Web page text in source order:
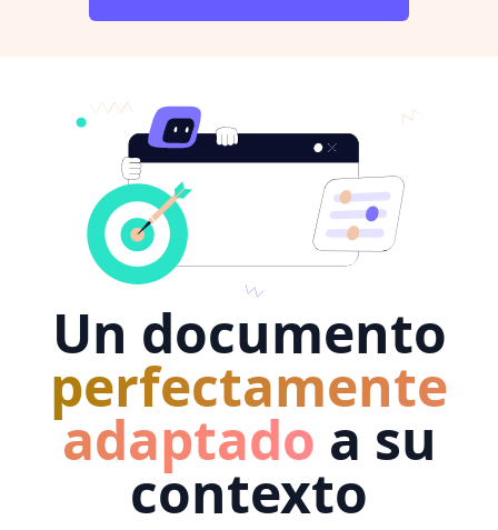
Un documento
perfectamente
adaptado a su
contexto